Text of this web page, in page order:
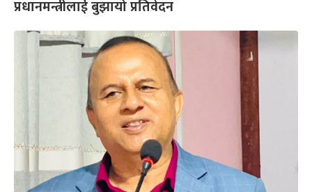
प्रधानमन्त्रीलाई बुझायो प्रतिवेदन